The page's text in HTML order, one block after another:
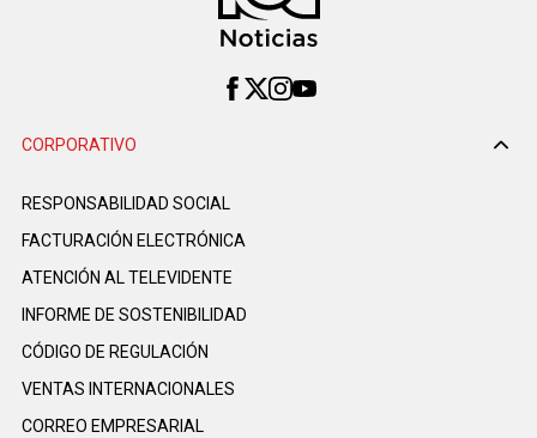
CORPORATIVO
RESPONSABILIDAD SOCIAL
FACTURACIÓN ELECTRÓNICA
ATENCIÓN AL TELEVIDENTE
INFORME DE SOSTENIBILIDAD
CÓDIGO DE REGULACIÓN
VENTAS INTERNACIONALES
CORREO EMPRESARIAL